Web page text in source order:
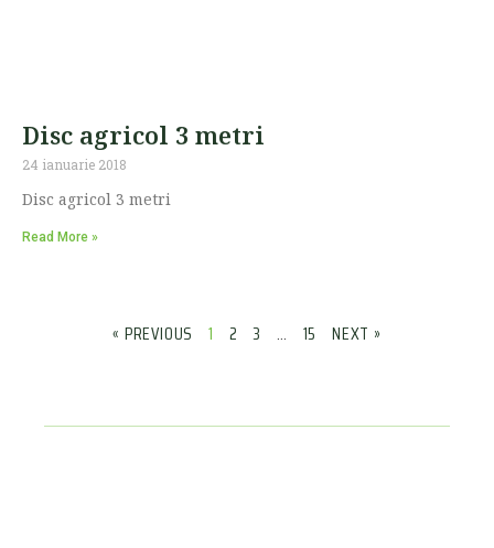
Disc agricol 3 metri
24 ianuarie 2018
Disc agricol 3 metri
Read More »
« PREVIOUS 1 2 3 … 15 NEXT »